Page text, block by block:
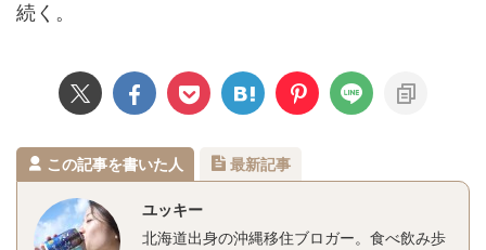
続く。
この記事を書いた人 最新記事
ユッキー
北海道出身の沖縄移住ブロガー。食べ飲み歩